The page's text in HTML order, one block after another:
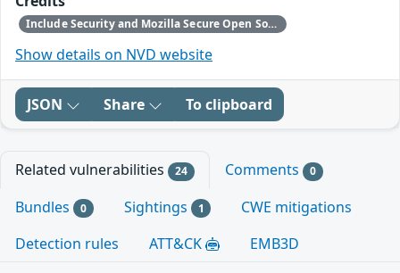
Include Security and Mozilla Secure Open Source program
Show details on NVD website
JSON Share To clipboard
Related vulnerabilities 24 Comments 0
Bundles 0 Sightings 1
CWE mitigations
Detection rules
ATT&CK EMB3D